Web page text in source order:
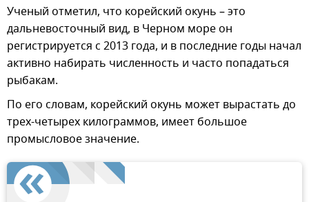
Ученый отметил, что корейский окунь – это
дальневосточный вид, в Черном море он
регистрируется с 2013 года, и в последние годы начал
активно набирать численность и часто попадаться
рыбакам.
По его словам, корейский окунь может вырастать до
трех-четырех килограммов, имеет большое
промысловое значение.